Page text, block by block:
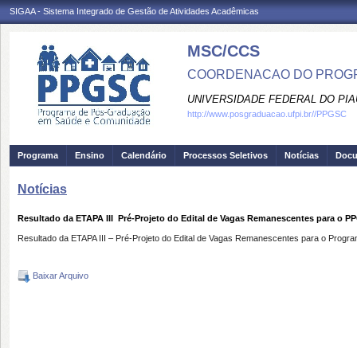
SIGAA - Sistema Integrado de Gestão de Atividades Acadêmicas
MSC/CCS
COORDENACAO DO
UNIVERSIDADE FEDERAL DO
http://www.posgraduacao.ufpi.br//PPGSC
Programa Ensino Calendário Processos Seletivos Notícias
Notícias
Resultado da ETAPA III  Pré-Projeto do Edital de Vagas Remanescentes para o
Resultado da ETAPA III – Pré-Projeto do Edital de Vagas Remanescentes para o
Baixar Arquivo